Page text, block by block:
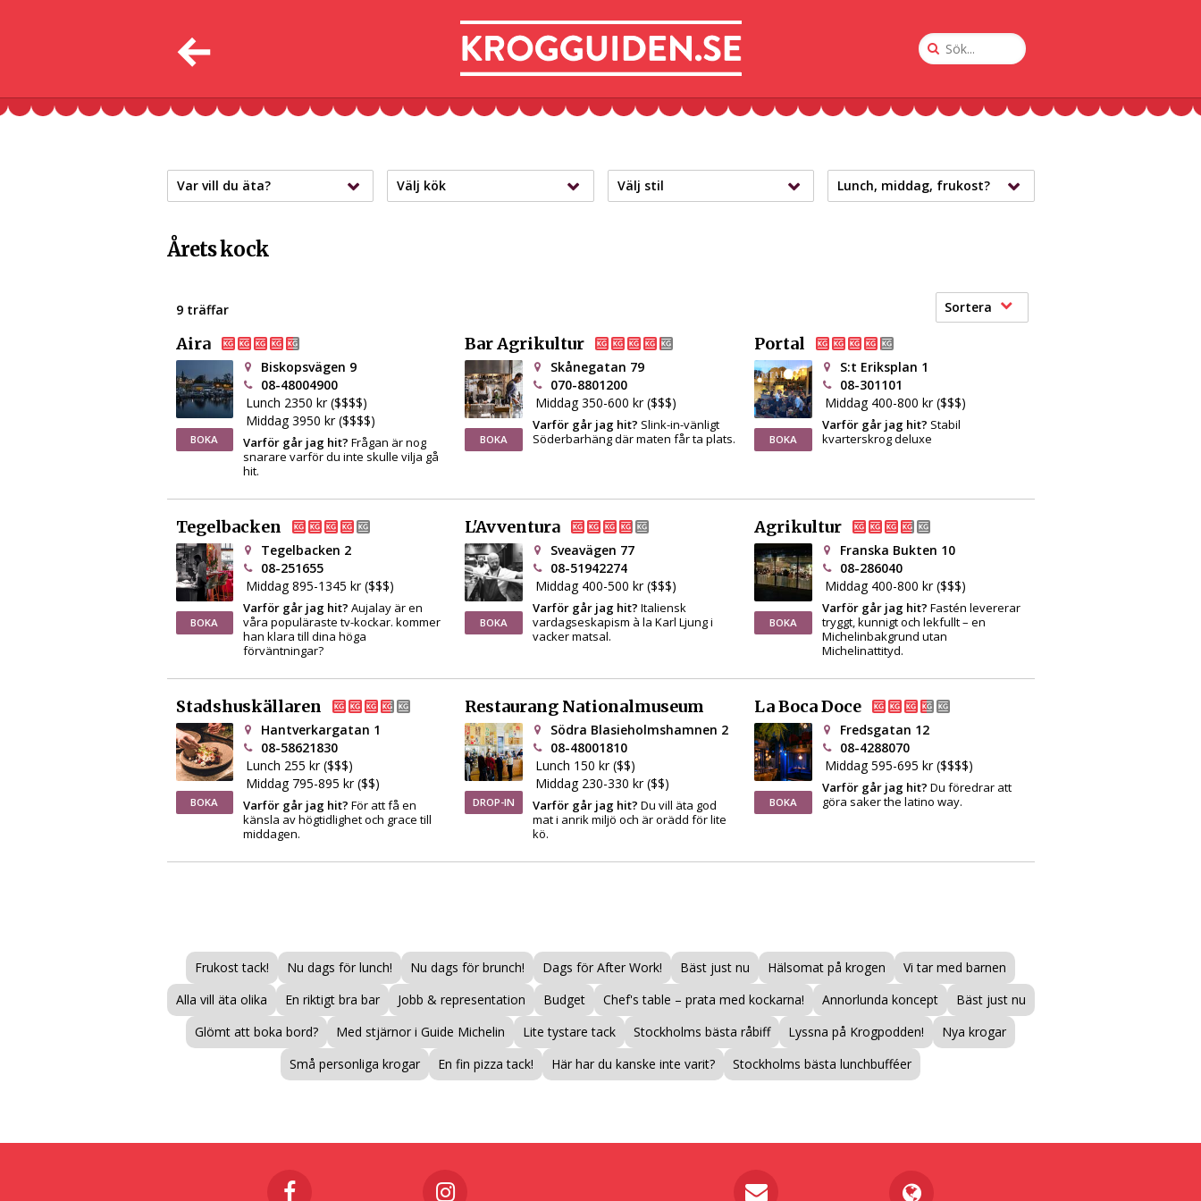
Sök
på
Var vill du äta? Välj kök Välj stil Lunch, middag, frukost?
Årets kock
9 träffar Sortera
Aira
BOKA
Biskopsvägen 9
08-48004900
Lunch 2350 kr ($$$$)
Middag 3950 kr ($$$$)
Varför går jag hit? Frågan är nog
snarare varför du inte skulle vilja gå
hit.
Bar Agrikultur
BOKA
Skånegatan 79
070-8801200
Middag 350-600 kr ($$$)
Varför går jag hit? Slink-in-vänligt
Söderbarhäng där maten får ta plats.
Portal
BOKA
S:t Eriksplan 1
08-301101
Middag 400-800 kr ($$$)
Varför går jag hit? Stabil
kvarterskrog deluxe
Tegelbacken
BOKA
Tegelbacken 2
08-251655
Middag 895-1345 kr ($$$)
Varför går jag hit? Aujalay är en
våra populäraste tv-kockar. kommer
han klara till dina höga
förväntningar?
L'Avventura
BOKA
Sveavägen 77
08-51942274
Middag 400-500 kr ($$$)
Varför går jag hit? Italiensk
vardagseskapism à la Karl Ljung i
vacker matsal.
Agrikultur
BOKA
Franska Bukten 10
08-286040
Middag 400-800 kr ($$$)
Varför går jag hit? Fastén levererar
tryggt, kunnigt och lekfullt – en
Michelinbakgrund utan
Michelinattityd.
Stadshuskällaren
BOKA
Hantverkargatan 1
08-58621830
Lunch 255 kr ($$$)
Middag 795-895 kr ($$)
Varför går jag hit? För att få en
känsla av högtidlighet och grace till
middagen.
Restaurang Nationalmuseum
DROP-IN
Södra Blasieholmshamnen 2
08-48001810
Lunch 150 kr ($$)
Middag 230-330 kr ($$)
Varför går jag hit? Du vill äta god
mat i anrik miljö och är orädd för lite
kö.
La Boca Doce
BOKA
Fredsgatan 12
08-4288070
Middag 595-695 kr ($$$$)
Varför går jag hit? Du föredrar att
göra saker the latino way.
Frukost tack! Nu dags för lunch! Nu dags för brunch! Dags för After Work! Bäst just nu Hälsomat på krogen
Vi tar med barnen
Alla vill äta olika
En riktigt bra bar Jobb & representation Budget Chef's table – prata med kockarna! Annorlunda koncept
Bäst just nu
Glömt att boka bord?
Med stjärnor i Guide Michelin Lite tystare tack Stockholms bästa råbiff Lyssna på Krogpodden!
Nya krogar
Små personliga krogar
En fin pizza tack! Här har du kanske inte varit? Stockholms bästa lunchbufféer